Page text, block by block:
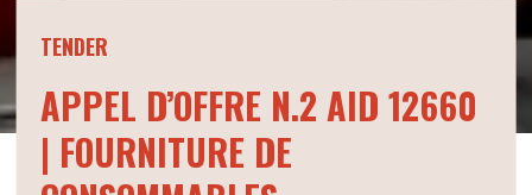
TENDER
APPEL D’OFFRE N.2 AID 12660
| FOURNITURE DE